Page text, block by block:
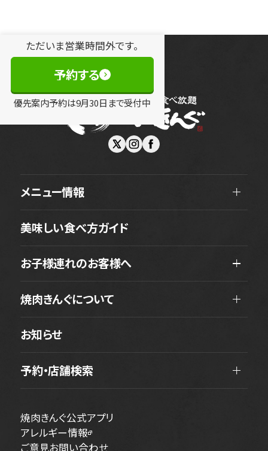
ただいま営業時間外です。
予約する
優先案内予約は9月30日 まで受付中
メニュー情報
美味しい食べ方ガイド
お子様連れのお客様へ
焼肉きんぐについて
お知らせ
予約・店舗検索
焼肉きんぐ公式アプリ
アレルギー情報
ご意見お問い合わせ